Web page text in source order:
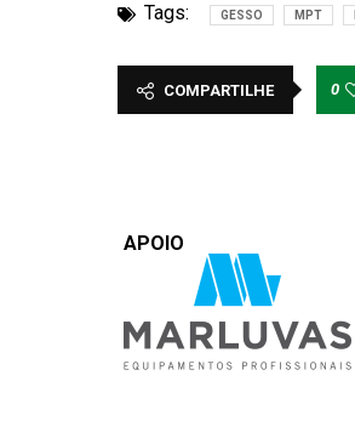
Tags: GESSO MPT
COMPARTILHE 0
APOIO